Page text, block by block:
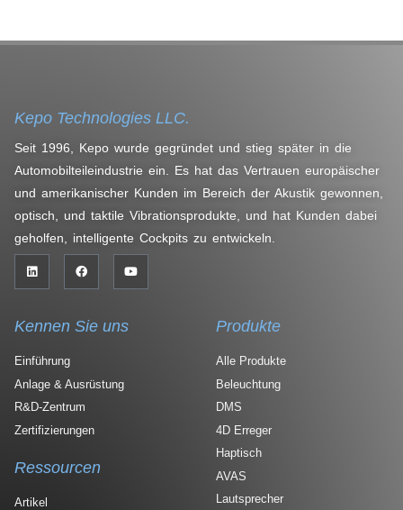
Kepo Technologies LLC.
Seit 1996, Kepo wurde gegründet und stieg später in die
Automobilteileindustrie ein. Es hat das Vertrauen europäischer
und amerikanischer Kunden im Bereich der Akustik gewonnen,
optisch, und taktile Vibrationsprodukte, und hat Kunden dabei
geholfen, intelligente Cockpits zu entwickeln.
Kennen Sie uns
Einführung
Anlage & Ausrüstung
R&D-Zentrum
Zertifizierungen
Produkte
Alle Produkte
Beleuchtung
DMS
4D Erreger
Haptisch
AVAS
Lautsprecher
Ressourcen
Artikel